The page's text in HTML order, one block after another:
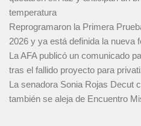
temperatura
Reprogramaron la Primera
2026 y ya está definida la nueva
La AFA publicó un comunicado
tras el fallido proyecto para
La senadora Sonia Rojas Decut
también se aleja de Encuentro